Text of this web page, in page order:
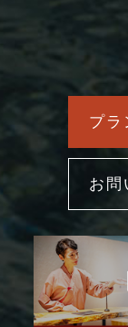
プラ
お問